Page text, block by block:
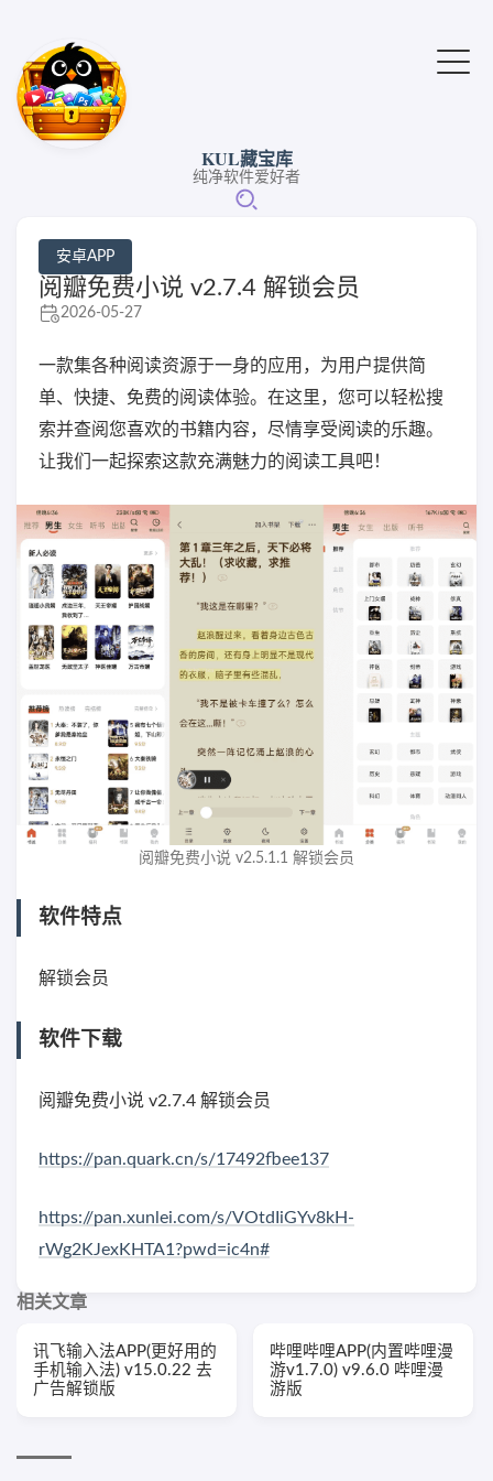
KUL藏宝库
纯净软件爱好者
安卓APP
阅瓣免费小说 v2.7.4 解锁会员
2026-05-27
一款集各种阅读资源于一身的应用，为用户提供简
单、快捷、免费的阅读体验。在这里，您可以轻松搜
索并查阅您喜欢的书籍内容，尽情享受阅读的乐趣。
让我们一起探索这款充满魅力的阅读工具吧！
阅瓣免费小说 v2.5.1.1 解锁会员
软件特点
解锁会员
软件下载
阅瓣免费小说 v2.7.4 解锁会员
https://pan.quark.cn/s/17492fbee137
https://pan.xunlei.com/s/VOtdIiGYv8kH-
rWg2KJexKHTA1?pwd=ic4n#
相关文章
讯飞输入法APP(更好用的
手机输入法) v15.0.22 去
广告解锁版
哔哩哔哩APP(内置哔哩漫
游v1.7.0) v9.6.0 哔哩漫
游版